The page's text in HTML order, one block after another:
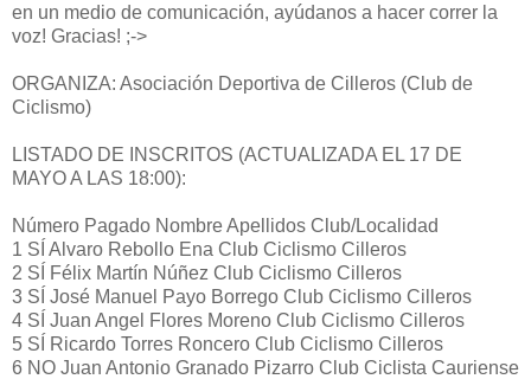
en un medio de comunicación, ayúdanos a hacer correr la
voz! Gracias! ;->
ORGANIZA: Asociación Deportiva de Cilleros (Club de
Ciclismo)
LISTADO DE INSCRITOS (ACTUALIZADA EL 17 DE
MAYO A LAS 18:00):
Número Pagado Nombre Apellidos Club/Localidad
1 SÍ Alvaro Rebollo Ena Club Ciclismo Cilleros
2 SÍ Félix Martín Núñez Club Ciclismo Cilleros
3 SÍ José Manuel Payo Borrego Club Ciclismo Cilleros
4 SÍ Juan Angel Flores Moreno Club Ciclismo Cilleros
5 SÍ Ricardo Torres Roncero Club Ciclismo Cilleros
6 NO Juan Antonio Granado Pizarro Club Ciclista Cauriense